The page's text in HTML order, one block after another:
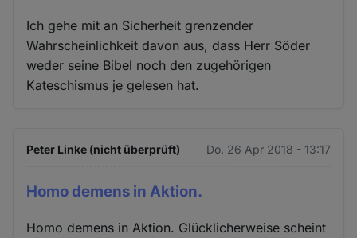
Ich gehe mit an Sicherheit grenzender
Wahrscheinlichkeit davon aus, dass Herr Söder
weder seine Bibel noch den zugehörigen
Kateschismus je gelesen hat.
Peter Linke (nicht überprüft) Do. 26 Apr 2018 - 13:17
Homo demens in Aktion.
Homo demens in Aktion. Glücklicherweise scheint